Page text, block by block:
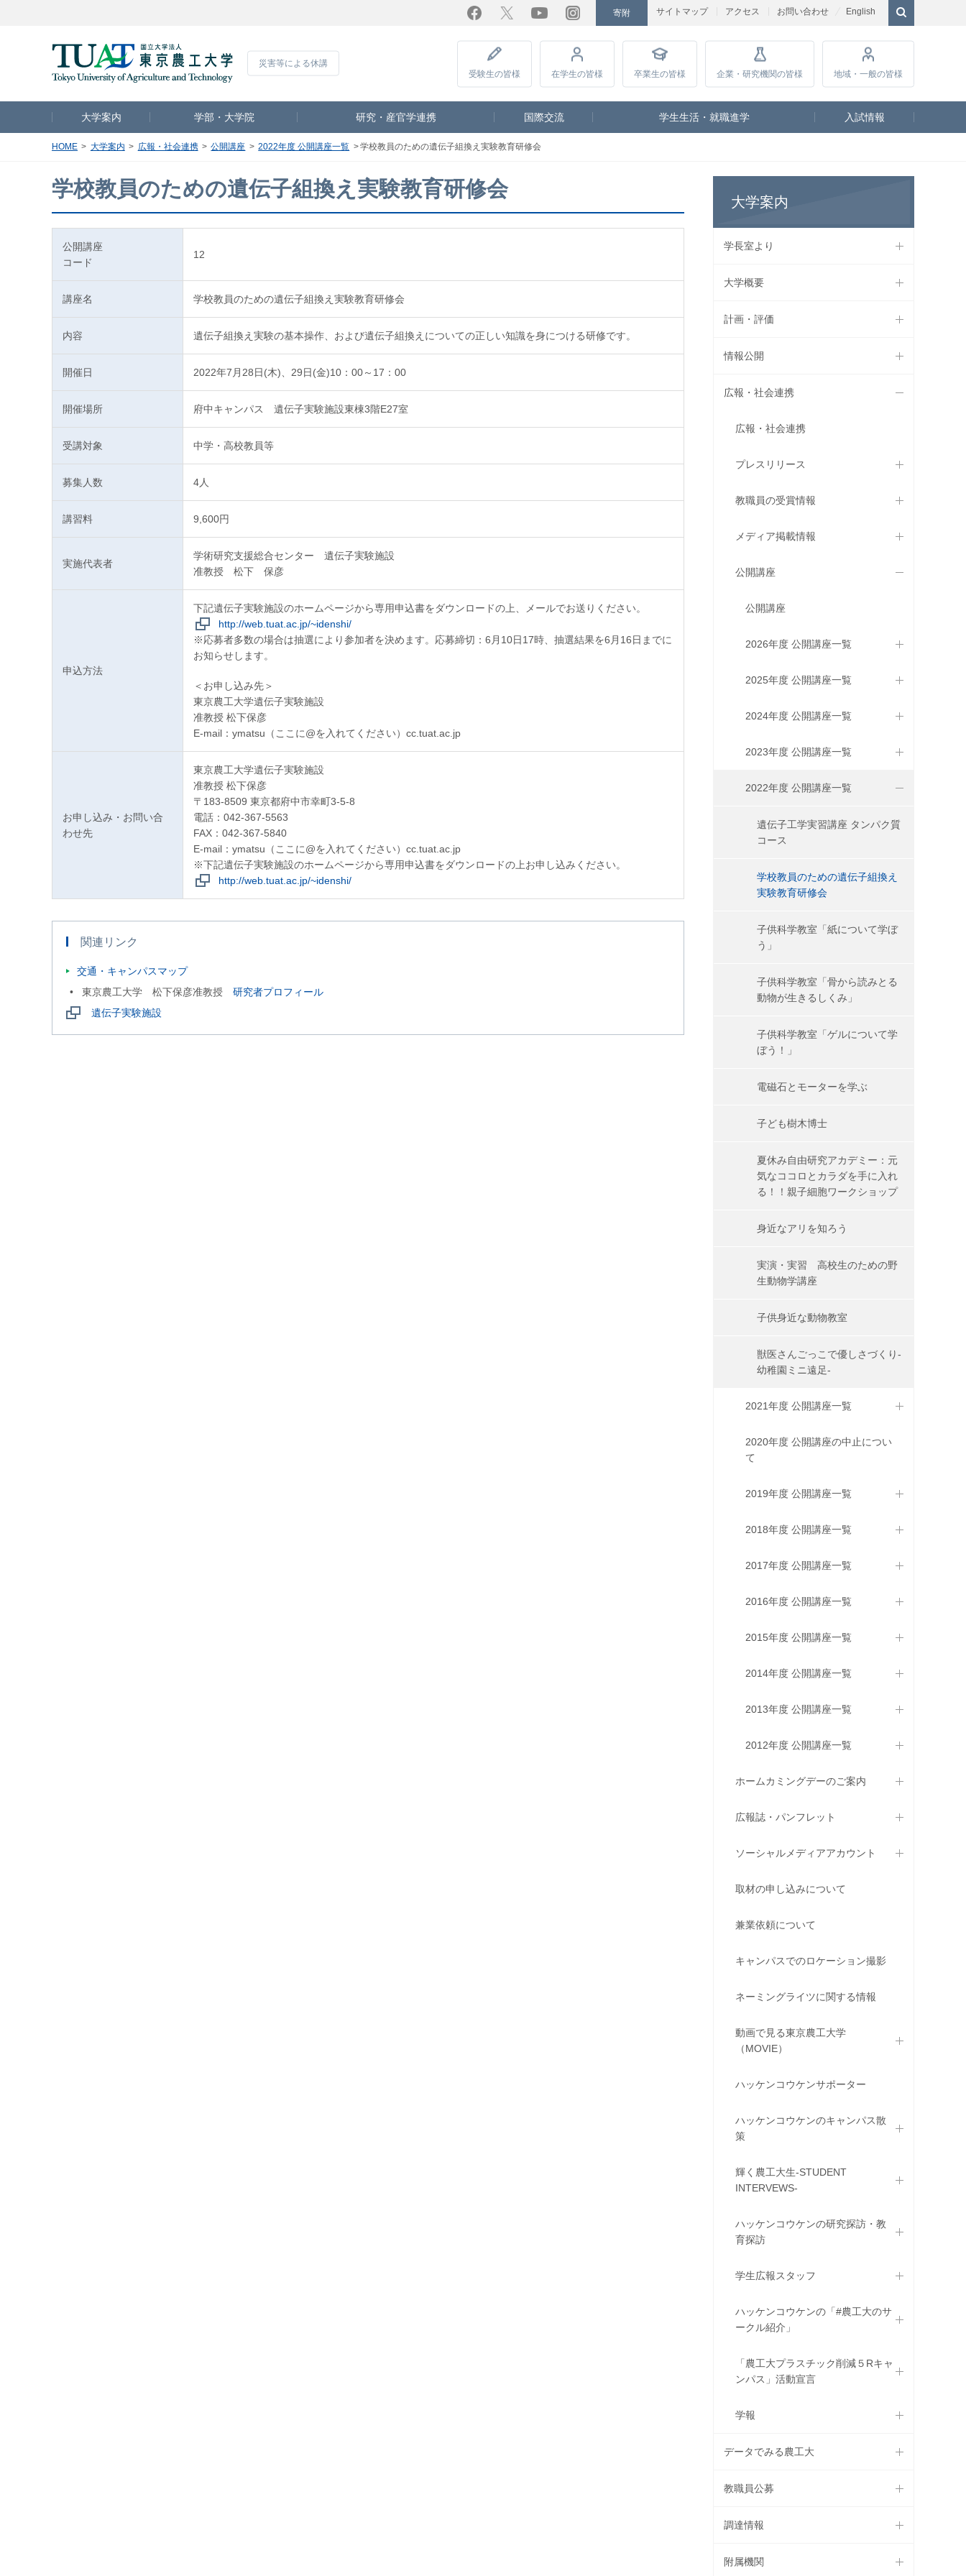
サイトマップ アクセス お問い合わせ
寄附 English
Facebook Twitter YouTube Instagram
災害等による休講
受験生の皆様 在学生の皆様 卒業生の皆様 企業・研究機関の皆様 地域・一般の皆様
大学案内 学部・大学院 研究・産官学連携 国際交流 学生生活・就職進学 入試情報
HOME 大学案内 広報・社会連携 公開講座 2022年度 公開講座一覧 学校教員のための遺伝子組換え実験教育研修会
学校教員のための遺伝子組換え実験教育研修会
公開講座
コード
12
講座名 学校教員のための遺伝子組換え実験教育研修会
内容 遺伝子組換え実験の基本操作、および遺伝子組換えについての正しい知識を身につける研修です。
開催日 2022年7月28日(木)、29日(金)10：00～17：00
開催場所 府中キャンパス 遺伝子実験施設東棟3階E27室
受講対象 中学・高校教員等
募集人数 4人
講習料 9,600円
実施代表者
学術研究支援総合センター 遺伝子実験施設
准教授 松下 保彦
申込方法
下記遺伝子実験施設のホームページから専用申込書をダウンロードの上、メールでお送りください。
http://web.tuat.ac.jp/~idenshi/
※応募者多数の場合は抽選により参加者を決めます。応募締切：6月10日17時、抽選結果を6月16日までに
お知らせします。
＜お申し込み先＞
東京農工大学遺伝子実験施設
准教授 松下保彦
E-mail：ymatsu（ここに@を入れてください）cc.tuat.ac.jp
お申し込み・お問い合
わせ先
東京農工大学遺伝子実験施設
准教授 松下保彦
〒183-8509 東京都府中市幸町3-5-8
電話：042-367-5563
FAX：042-367-5840
E-mail：ymatsu（ここに@を入れてください）cc.tuat.ac.jp
※下記遺伝子実験施設のホームページから専用申込書をダウンロードの上お申し込みください。
http://web.tuat.ac.jp/~idenshi/
関連リンク
交通・キャンパスマップ
東京農工大学 松下保彦准教授研究者プロフィール
遺伝子実験施設
大学案内
学長室より
大学概要
計画・評価
情報公開
広報・社会連携
広報・社会連携
プレスリリース
教職員の受賞情報
メディア掲載情報
公開講座
公開講座
2026年度 公開講座一覧
2025年度 公開講座一覧
2024年度 公開講座一覧
2023年度 公開講座一覧
2022年度 公開講座一覧
遺伝子工学実習講座 タンパク質
コース
学校教員のための遺伝子組換え
実験教育研修会
子供科学教室「紙について学ぼ
う」
子供科学教室「骨から読みとる
動物が生きるしくみ」
子供科学教室「ゲルについて学
ぼう！」
電磁石とモーターを学ぶ
子ども樹木博士
夏休み自由研究アカデミー：元
気なココロとカラダを手に入れ
る！！親子細胞ワークショップ
身近なアリを知ろう
実演・実習 高校生のための野
生動物学講座
子供身近な動物教室
獣医さんごっこで優しさづくり-
幼稚園ミニ遠足-
2021年度 公開講座一覧
2020年度 公開講座の中止につい
て
2019年度 公開講座一覧
2018年度 公開講座一覧
2017年度 公開講座一覧
2016年度 公開講座一覧
2015年度 公開講座一覧
2014年度 公開講座一覧
2013年度 公開講座一覧
2012年度 公開講座一覧
ホームカミングデーのご案内
広報誌・パンフレット
ソーシャルメディアアカウント
取材の申し込みについて
兼業依頼について
キャンパスでのロケーション撮影
ネーミングライツに関する情報
動画で見る東京農工大学
（MOVIE）
ハッケンコウケンサポーター
ハッケンコウケンのキャンパス散
策
輝く農工大生-STUDENT
INTERVEWS-
ハッケンコウケンの研究探訪・教
育探訪
学生広報スタッフ
ハッケンコウケンの「#農工大のサ
ークル紹介」
「農工大プラスチック削減５Rキャ
ンパス」活動宣言
学報
データでみる農工大
教職員公募
調達情報
附属機関